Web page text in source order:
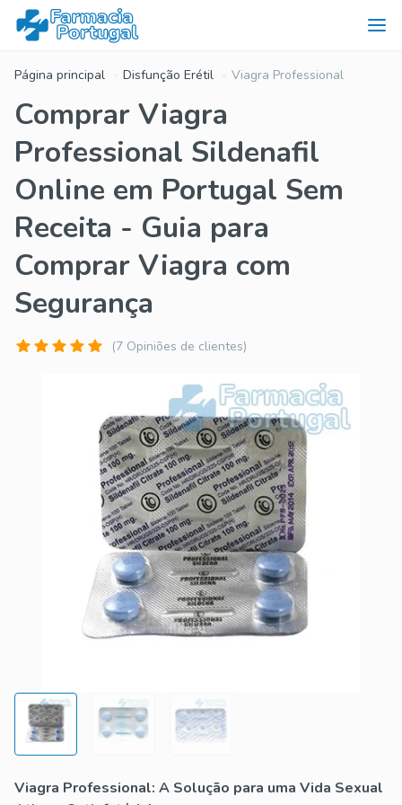
Página principal Disfunção Erétil Viagra Professional
Comprar Viagra
Professional Sildenafil
Online em Portugal Sem
Receita - Guia para
Comprar Viagra com
Segurança
(7 Opiniões de clientes)
Viagra Professional: A Solução para uma Vida Sexual